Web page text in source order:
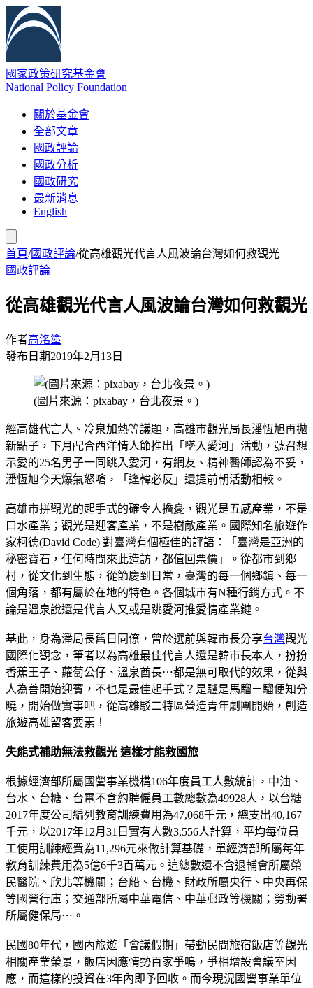
國家政策研究基金會
National Policy Foundation
關於基金會
全部文章
國政評論
國政分析
國政研究
最新消息
English
首頁/國政評論/從高雄觀光代言人風波論台灣如何救觀光
國政評論
從高雄觀光代言人風波論台灣如何救觀光
作者高洺塗
發布日期2019年2月13日
(圖片來源：pixabay，台北夜景。)
經高雄代言人、冷泉加熱等議題，高雄市觀光局長潘恆旭再拋
新點子，下月配合西洋情人節推出「墜入愛河」活動，號召想
示愛的25名男子一同跳入愛河，有網友、精神醫師認為不妥，
潘恆旭今天爆氣怒嗆，「逢韓必反」還提前朝活動相較。
高雄市拼觀光的起手式的確令人擔憂，觀光是五感產業，不是
口水產業；觀光是迎客產業，不是樹敵產業。國際知名旅遊作
家柯德(David Code) 對臺灣有個極佳的評語：「臺灣是亞洲的
秘密寶石，任何時間來此造訪，都值回票價」。從都市到鄉
村，從文化到生態，從節慶到日常，臺灣的每一個鄉鎮、每一
個角落，都有屬於在地的特色。各個城市有N種行銷方式。不
論是溫泉說還是代言人又或是跳愛河推愛情產業鏈。
基此，身為潘局長舊日同僚，曾於選前與韓市長分享台灣觀光
國際化觀念，筆者以為高雄最佳代言人還是韓市長本人，扮扮
香蕉王子、蘿蔔公仔、溫泉酋長⋯都是無可取代的效果，從與
人為善開始迎賓，不也是最佳起手式？是驢是馬騮ㄧ騮便知分
曉，開始做實事吧，從高雄駁二特區營造青年劇團開始，創造
旅遊高雄留客要素！
失能式補助無法救觀光 這樣才能救國旅
根據經濟部所屬國營事業機構106年度員工人數統計，中油、
台水、台糖、台電不含約聘僱員工數總數為49928人，以台糖
2017年度公司編列教育訓練費用為47,068千元，總支出40,167
千元，以2017年12月31日實有人數3,556人計算，平均每位員
工使用訓練經費為11,296元來做計算基礎，單經濟部所屬每年
教育訓練費用為5億6千3百萬元。這總數還不含退輔會所屬榮
民醫院、欣北等機關；台船、台機、財政所屬央行、中央再保
等國營行庫；交通部所屬中華電信、中華郵政等機關；勞動署
所屬健保局⋯。
民國80年代，國內旅遊「會議假期」帶動民間旅宿飯店等觀光
相關產業榮景，飯店因應情勢百家爭鳴，爭相增設會議室因
應，而這樣的投資在3年內即予回收。而今現況國營事業單位